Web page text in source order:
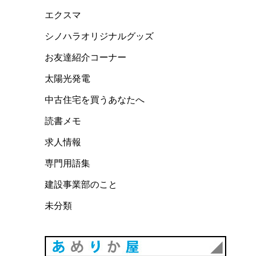
エクスマ
シノハラオリジナルグッズ
お友達紹介コーナー
太陽光発電
中古住宅を買うあなたへ
読書メモ
求人情報
専門用語集
建設事業部のこと
未分類